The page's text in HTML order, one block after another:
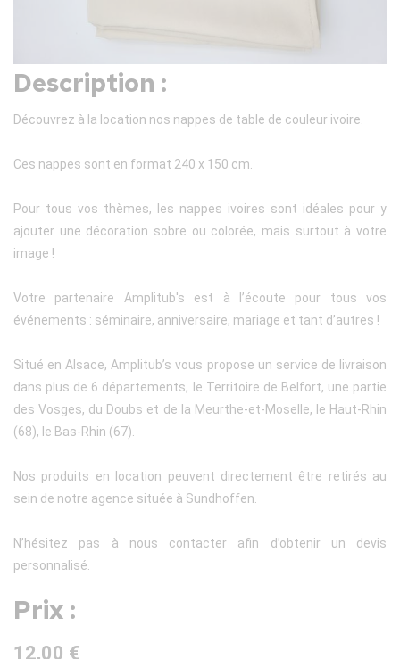
Description :
Découvrez à la location nos nappes de table de couleur ivoire.
Ces nappes sont en format 240 x 150 cm.
Pour tous vos thèmes, les nappes ivoires sont idéales pour y
ajouter une décoration sobre ou colorée, mais surtout à votre
image !
Votre partenaire Amplitub's est à l’écoute pour tous vos
événements : séminaire, anniversaire, mariage et tant d’autres !
Situé en Alsace, Amplitub’s vous propose un service de livraison
dans plus de 6 départements, le Territoire de Belfort, une partie
des Vosges, du Doubs et de la Meurthe-et-Moselle, le Haut-Rhin
(68), le Bas-Rhin (67).
Nos produits en location peuvent directement être retirés au
sein de notre agence située à Sundhoffen.
N’hésitez pas à nous contacter afin d’obtenir un devis
personnalisé.
Prix :
12,00 €